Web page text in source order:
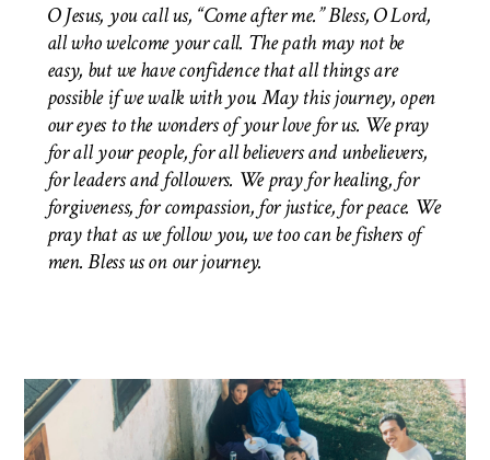
O Jesus, you call us, “Come after me.” Bless, O Lord,
all who welcome your call. The path may not be
easy, but we have confidence that all things are
possible if we walk with you. May this journey, open
our eyes to the wonders of your love for us. We pray
for all your people, for all believers and unbelievers,
for leaders and followers. We pray for healing, for
forgiveness, for compassion, for justice, for peace. We
pray that as we follow you, we too can be fishers of
men.Bless us on our journey.